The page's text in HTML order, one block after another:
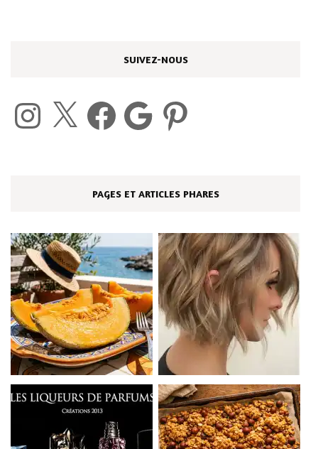
SUIVEZ-NOUS
Instagram Facebook Google Pinterest
PAGES ET ARTICLES PHARES